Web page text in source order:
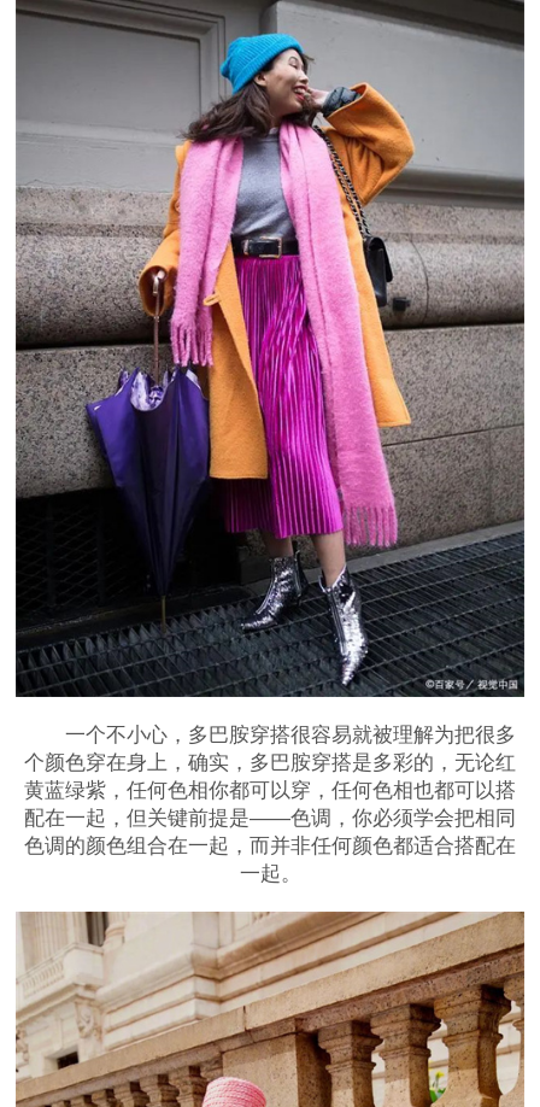
一个不小心，多巴胺穿搭很容易就被理解为把很多
个颜色穿在身上，确实，多巴胺穿搭是多彩的，无论红
黄蓝绿紫，任何色相你都可以穿，任何色相也都可以搭
配在一起，但关键前提是——色调，你必须学会把相同
色调的颜色组合在一起，而并非任何颜色都适合搭配在
一起。